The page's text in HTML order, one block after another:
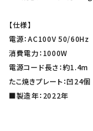
【仕様】
電源：AC100V 50/60Hz
消費電力：1000W
電源コード長さ：約1.4m
たこ焼きプレート：凹24個
■製造年：2022年